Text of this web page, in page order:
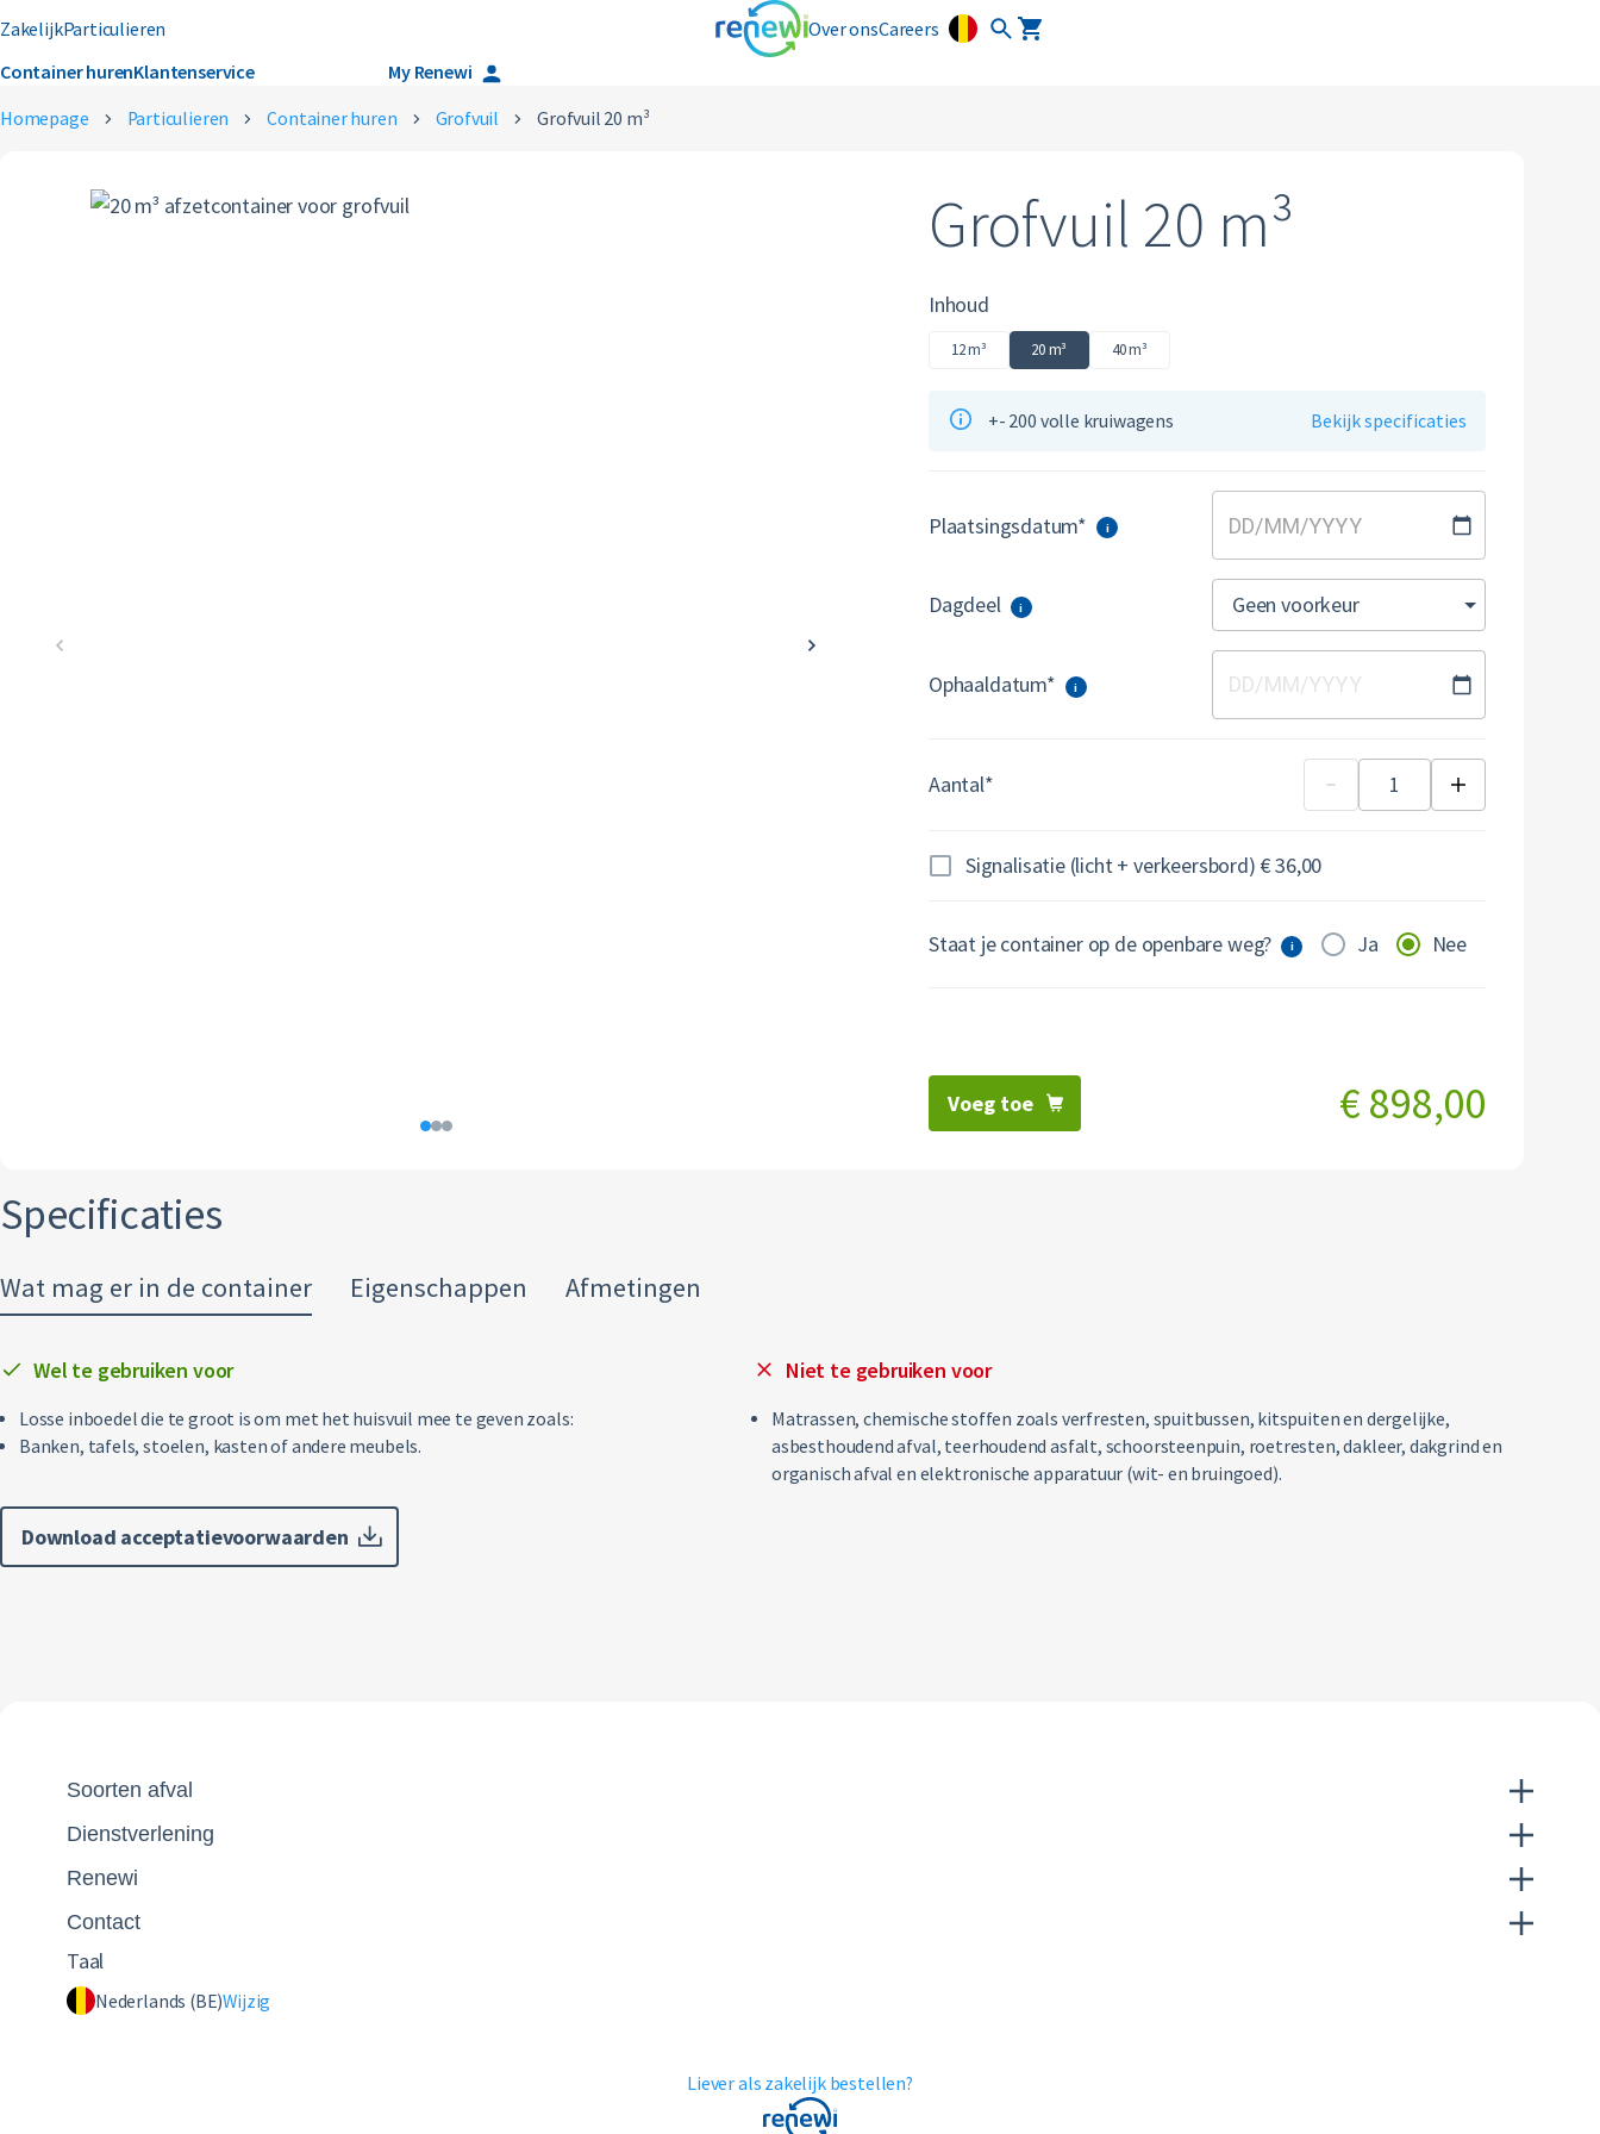
ZakelijkParticulieren Over onsCareers
Container hurenKlantenservice My Renewi
Over ons
Homepage Particulieren Container huren Grofvuil Grofvuil 20 m³
Grofvuil 20 m³
Inhoud
12 m³ 20 m³ 40 m³
+- 200 volle kruiwagens Bekijk specificaties
Plaatsingsdatum* i DD/MM/YYYY
Dagdeel i Geen voorkeur
Ophaaldatum* i DD/MM/YYYY
Aantal*
Signalisatie (licht + verkeersbord) € 36,00
Staat je container op de openbare weg? i Ja Nee
Voeg toe € 898,00
Specificaties
Wat mag er in de container Eigenschappen Afmetingen
Wel te gebruiken voor
Losse inboedel die te groot is om met het huisvuil mee te geven zoals:
Banken, tafels, stoelen, kasten of andere meubels.
Niet te gebruiken voor
Matrassen, chemische stoffen zoals verfresten, spuitbussen, kitspuiten en dergelijke,
asbesthoudend afval, teerhoudend asfalt, schoorsteenpuin, roetresten, dakleer, dakgrind en
organisch afval en elektronische apparatuur (wit- en bruingoed).
Download acceptatievoorwaarden
Soorten afval
Dienstverlening
Renewi
Contact
Taal
Nederlands (BE)Wijzig
Liever als zakelijk bestellen?